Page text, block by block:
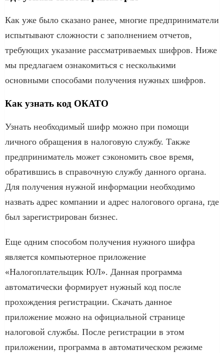
Как уже было сказано ранее, многие предприниматели
испытывают сложности с заполнением отчетов,
требующих указание рассматриваемых шифров. Ниже
мы предлагаем ознакомиться с несколькими
основными способами получения нужных шифров.
Как узнать код ОКАТО
Узнать необходимый шифр можно при помощи
личного обращения в налоговую службу. Также
предприниматель может сэкономить свое время,
обратившись в справочную службу данного органа.
Для получения нужной информации необходимо
назвать адрес компании и адрес налогового органа, где
был зарегистрирован бизнес.
Еще одним способом получения нужного шифра
является компьютерное приложение
«Налогоплательщик ЮЛ». Данная программа
автоматически формирует нужный код после
прохождения регистрации. Скачать данное
приложение можно на официальной странице
налоговой службы. После регистрации в этом
приложении, программа в автоматическом режиме